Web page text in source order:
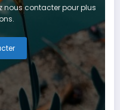
nous contacter pour plus